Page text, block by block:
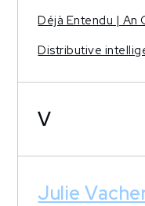
Déjà Entendu | An
Distributive
V
Julie